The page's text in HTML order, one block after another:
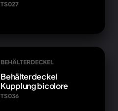
TS027
BEHÄLTERDECKEL
Behälterdeckel
Kupplung bicolore
TS036